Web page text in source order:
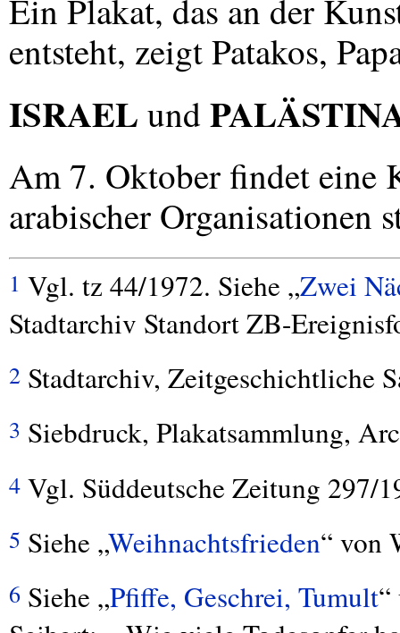
Ein Plakat, das an der
entsteht, zeigt Patakos,
ISRAEL und
Am 7. Oktober findet eine
arabischer Organisationen
1 Vgl. tz 44/1972. Siehe „Zwei
Stadtarchiv Standort ZB-
2 Stadtarchiv, Zeitgeschichtliche
3 Siebdruck, Plakatsammlung,
4 Vgl. Süddeutsche Zeitung 297/
5 Siehe „Weihnachtsfrieden“ von
6 Siehe „Pfiffe, Geschrei, Tumult“